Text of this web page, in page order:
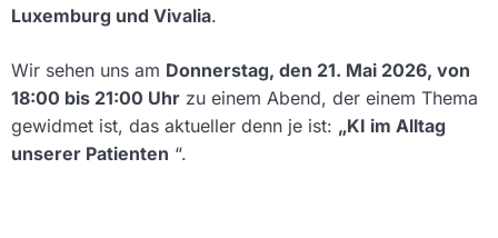
Luxemburg und Vivalia.
Wir sehen uns am Donnerstag, den 21. Mai 2026, von
18:00 bis 21:00 Uhr zu einem Abend, der einem Thema
gewidmet ist, das aktueller denn je ist: „KI im Alltag
unserer Patienten “.